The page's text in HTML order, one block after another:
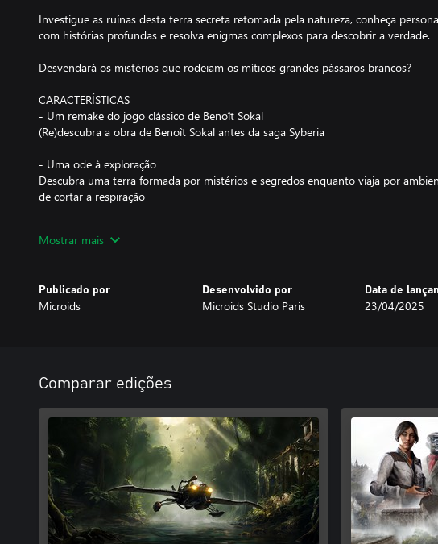
Investigue as ruínas desta terra secreta retomada pela natureza, conheça
com histórias profundas e resolva enigmas complexos para descobrir a verdade.
Desvendará os mistérios que rodeiam os míticos grandes pássaros brancos?
CARACTERÍSTICAS
- Um remake do jogo clássico de Benoît Sokal
(Re)descubra a obra de Benoît Sokal antes da saga Syberia
- Uma ode à exploração
Descubra uma terra formada por mistérios e segredos enquanto viaja por
de cortar a respiração
Encontre pistas e resolva enigmas complexos na busca pelos grandes pássaros
- Conheça personagens fascinantes
Conheça pessoas com histórias profundas e ouça as suas histórias para corrigir
- Jogo guardado transferível da versão de demonstração para o jogo completo
- Um mergulho extensivo no universo de Benoît Sokal e paralelo à série Syberia
Mostrar mais
Publicado por
Microids
Desenvolvido por
Microids Studio Paris
Data de
23/04/2025
Comparar edições